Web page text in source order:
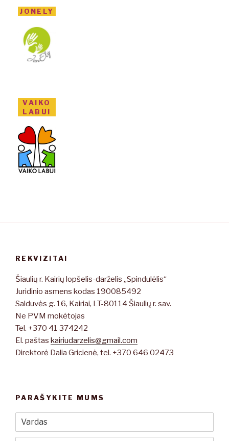
JONELY
VAIKO
LABUI
REKVIZITAI
Šiaulių r. Kairių lopšelis-darželis „Spindulėlis“
Juridinio asmens kodas 190085492
Salduvės g. 16, Kairiai, LT-80114 Šiaulių r. sav.
Ne PVM mokėtojas
Tel. +370 41 374242
El. paštas kairiudarzelis@gmail.com
Direktorė Dalia Gricienė, tel. +370 646 02473
PARAŠYKITE MUMS